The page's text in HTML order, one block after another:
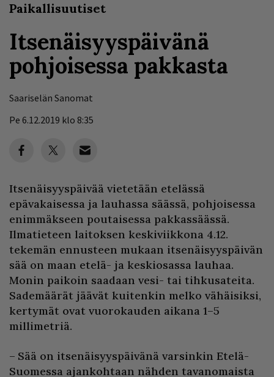
Paikallisuutiset
Itsenäisyyspäivänä
pohjoisessa pakkasta
Saariselän Sanomat
Pe 6.12.2019 klo 8:35
Itsenäisyyspäivää vietetään etelässä
epävakaisessa ja lauhassa säässä, pohjoisessa
enimmäkseen poutaisessa pakkassäässä.
Ilmatieteen laitoksen keskiviikkona 4.12.
tekemän ennusteen mukaan itsenäisyyspäivän
sää on maan etelä- ja keskiosassa lauhaa.
Monin paikoin saadaan vesi- tai tihkusateita.
Sademäärät jäävät kuitenkin melko vähäisiksi,
kertymät ovat vuorokauden aikana 1–5
millimetriä.
– Sää on itsenäisyyspäivänä varsinkin Etelä-
Suomessa ajankohtaan nähden tavanomaista